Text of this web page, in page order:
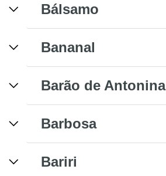
Bálsamo
Bananal
Barão de Antonina
Barbosa
Bariri